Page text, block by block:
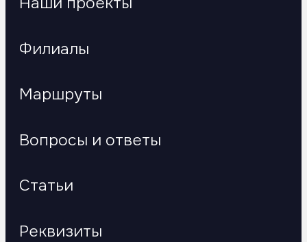
Онлайн заявка
Филиалы
Маршруты
Вопросы и ответы
Статьи
Реквизиты